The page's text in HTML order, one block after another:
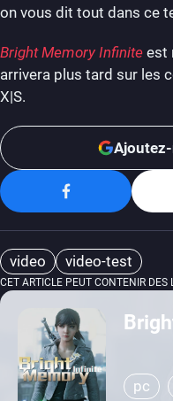
on vous dit tout dans ce
Bright Memory Infinite est
arrivera plus tard sur les
X|S.
video video-test
CET ARTICLE PEUT CONTENIR DES
pc